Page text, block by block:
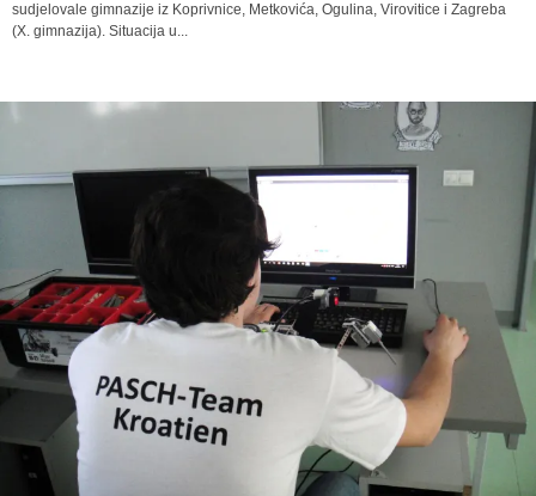
sudjelovale gimnazije iz Koprivnice, Metkovića, Ogulina, Virovitice i Zagreba
(X. gimnazija). Situacija u...